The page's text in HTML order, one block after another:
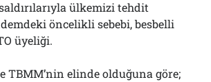
ülkemizi tehdit
öncelikli sebebi, besbelli
üyeliği.
TBMM’nin elinde olduğuna göre;